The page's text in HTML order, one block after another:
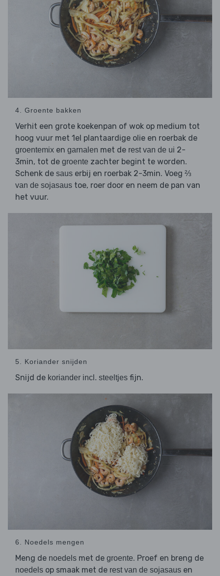
4. Groente bakken
Verhit een grote koekenpan of wok op medium tot
hoog vuur met 1el plantaardige olie en roerbak de
groentemix en garnalen met de rest van de ui 2-
3min, tot de groente zachter begint te worden.
Schenk de saus erbij en roerbak 2-3min. Voeg ⅔
van de sojasaus toe, roer door en neem de pan van
het vuur.
5. Koriander snijden
Snijd de koriander incl. steeltjes fijn.
6. Noedels mengen
Meng de noedels met de groente. Proef en breng de
noedels op smaak met de rest van de sojasaus en